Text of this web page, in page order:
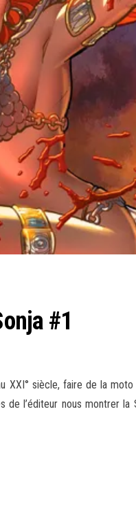
#1
siècle, faire de la
l’éditeur nous montrer